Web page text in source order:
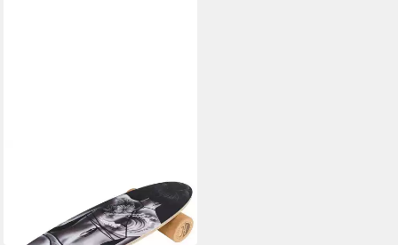
in 6-7 Werktagen bei dir